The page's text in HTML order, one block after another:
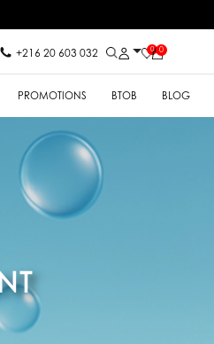
+216 20 603 032 0 0
PROMOTIONS BTOB BLOG